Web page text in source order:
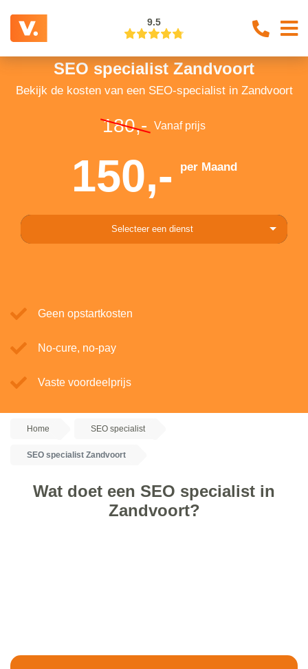
9.5
SEO specialist Zandvoort
Bekijk de kosten van een SEO-specialist in Zandvoort
180,- Vanaf prijs
150,- per Maand
Selecteer een dienst
Geen opstartkosten
No-cure, no-pay
Vaste voordeelprijs
Home SEO specialist
SEO specialist Zandvoort
Wat doet een SEO specialist in
Zandvoort?